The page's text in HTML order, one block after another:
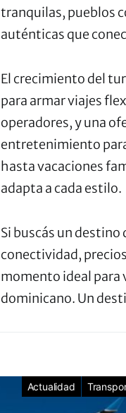
tranquilas, pueblos
auténticas que
El crecimiento del
para armar viajes
operadores, y una
entretenimiento
hasta vacaciones
adapta a cada estilo.
Si buscás un
conectividad,
momento ideal
dominicano. Un
Actualidad